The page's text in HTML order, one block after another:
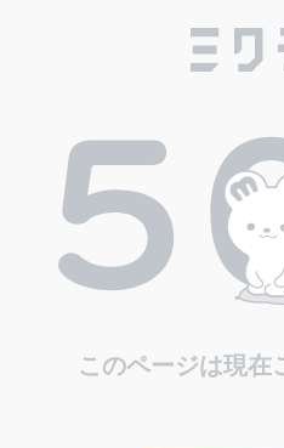
このページは現在